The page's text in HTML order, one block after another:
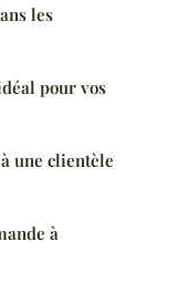
les
pour vos
une clientèle
à